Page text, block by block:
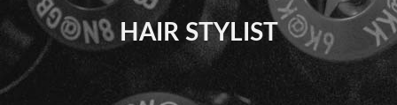
HAIR STYLIST